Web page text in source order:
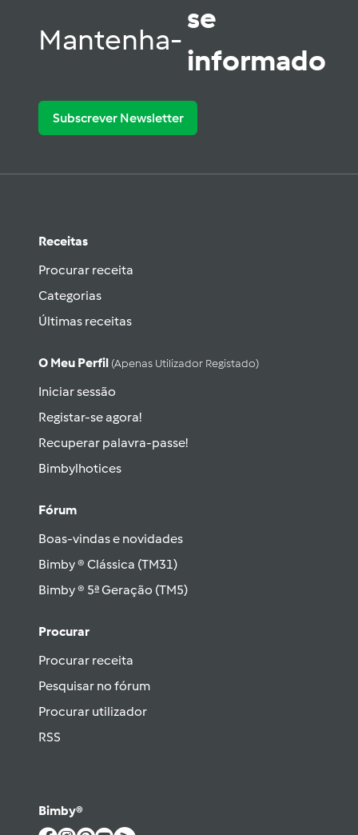
Mantenha-
se
informado
Subscrever Newsletter
Receitas
Procurar receita
Categorias
Últimas receitas
O Meu Perfil (apenas Utilizador Registado)
Iniciar sessão
Registar-se agora!
Recuperar palavra-passe!
Bimbylhotices
Fórum
Boas-vindas e novidades
Bimby ® Clássica (TM31)
Bimby ® 5ª Geração (TM5)
Procurar
Procurar receita
Pesquisar no fórum
Procurar utilizador
RSS
Bimby®